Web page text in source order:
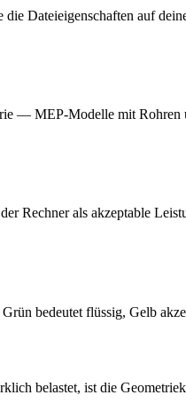
Dateieigenschaften auf
— MEP-Modelle mit Rohren
Rechner als akzeptable
bedeutet flüssig, Gelb
belastet, ist die